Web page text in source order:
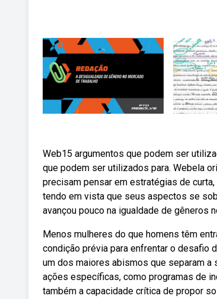
Web15 argumentos que podem ser
que podem ser utilizados para. Webela
precisam pensar em estratégias de
tendo em vista que seus aspectos se
avançou pouco na igualdade de gêneros
Menos mulheres do que homens têm
condição prévia para enfrentar o desafio
um dos maiores abismos que separam a
ações específicas, como programas de
também a capacidade crítica de propor